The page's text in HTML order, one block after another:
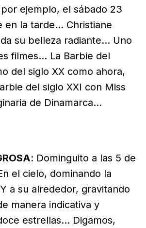
ejemplo, el sábado 23
en la tarde… Christiane
su belleza radiante… Uno
filmes… La Barbie del
del siglo XX como ahora,
del siglo XXI con Miss
de Dinamarca…
: Dominguito a las 5 de
el cielo, dominando la
a su alrededor, gravitando
manera indicativa y
estrellas… Digamos,